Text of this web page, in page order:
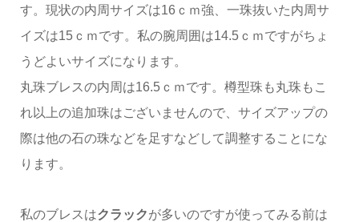
す。現状の内周サイズは16ｃｍ強、一珠抜いた内周サ
イズは15ｃｍです。私の腕周囲は14.5ｃｍですがちょ
うどよいサイズになります。
丸珠ブレスの内周は16.5ｃｍです。樽型珠も丸珠もこ
れ以上の追加珠はございませんので、サイズアップの
際は他の石の珠などを足すなどして調整することにな
ります。
私のブレスはクラックが多いのですが使ってみる前は